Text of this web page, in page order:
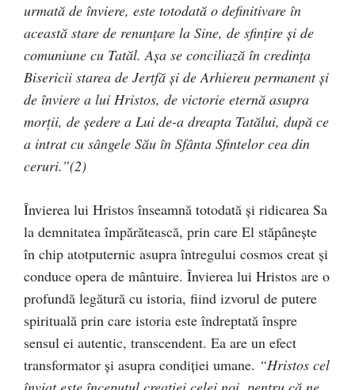
urmată de înviere, este totodată o definitivare în
această stare de renunţare la Sine, de sfinţire şi de
comuniune cu Tatăl. Aşa se conciliază în credinţa
Bisericii starea de Jertfă şi de Arhiereu permanent şi
de înviere a lui Hristos, de victorie eternă asupra
morţii, de şedere a Lui de-a dreapta Tatălui, după ce
a intrat cu sângele Său în Sfânta Sfintelor cea din
ceruri.”(2)
Învierea lui Hristos înseamnă totodată şi ridicarea Sa
la demnitatea împărătească, prin care El stăpâneşte
în chip atotputernic asupra întregului cosmos creat şi
conduce opera de mântuire. Învierea lui Hristos are o
profundă legătură cu istoria, fiind izvorul de putere
spirituală prin care istoria este îndreptată înspre
sensul ei autentic, transcendent. Ea are un efect
transformator şi asupra condiţiei umane. “Hristos cel